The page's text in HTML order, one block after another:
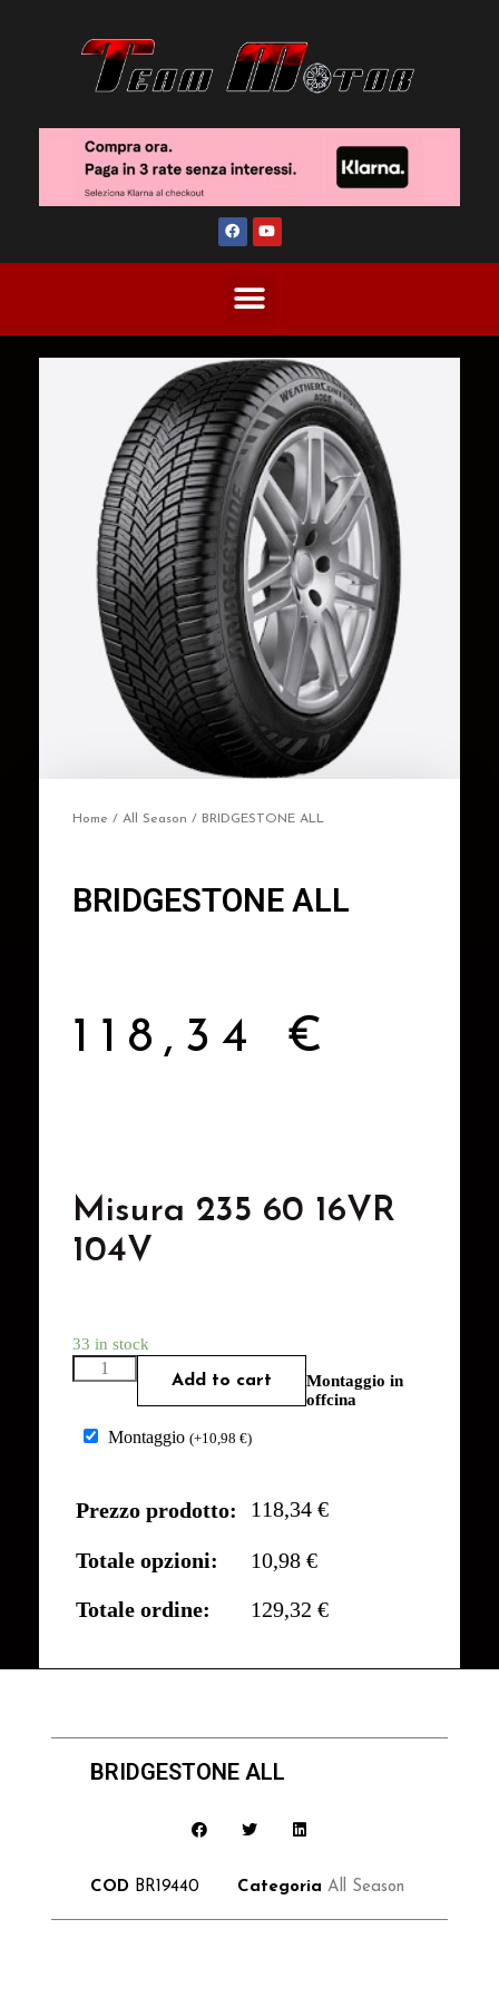
Home / All Season / BRIDGESTONE ALL
BRIDGESTONE ALL
118,34 €
Misura 235 60 16VR
104V
33 in stock
Add to cart
Montaggio in
offcina
Montaggio (+10,98 €)
Prezzo prodotto: 118,34 €
Totale opzioni:
10,98 €
Totale ordine:
129,32 €
BRIDGESTONE ALL
COD BR19440 Categoria All Season